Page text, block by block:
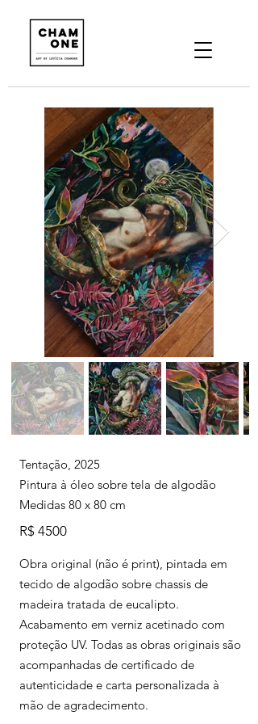
Tentação, 2025
Pintura à óleo sobre tela de algodão
Medidas 80 x 80 cm
R$ 4500
Obra original (não é print), pintada em
tecido de algodão sobre chassis de
madeira tratada de eucalipto.
Acabamento em verniz acetinado com
proteção UV. Todas as obras originais são
acompanhadas de certificado de
autenticidade e carta personalizada à
mão de agradecimento.